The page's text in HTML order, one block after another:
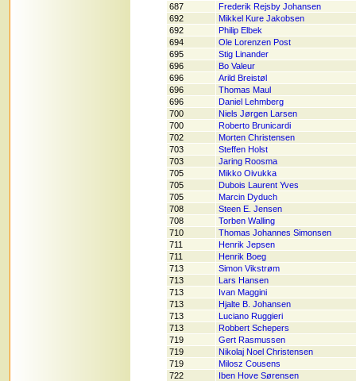
687
Frederik Rejsby Johansen
692
Mikkel Kure Jakobsen
692
Philip Elbek
694
Ole Lorenzen Post
695
Stig Linander
696
Bo Valeur
696
Arild Breistøl
696
Thomas Maul
696
Daniel Lehmberg
700
Niels Jørgen Larsen
700
Roberto Brunicardi
702
Morten Christensen
703
Steffen Holst
703
Jaring Roosma
705
Mikko Oivukka
705
Dubois Laurent Yves
705
Marcin Dyduch
708
Steen E. Jensen
708
Torben Walling
710
Thomas Johannes Simonsen
711
Henrik Jepsen
711
Henrik Boeg
713
Simon Vikstrøm
713
Lars Hansen
713
Ivan Maggini
713
Hjalte B. Johansen
713
Luciano Ruggieri
713
Robbert Schepers
719
Gert Rasmussen
719
Nikolaj Noel Christensen
719
Milosz Cousens
722
Iben Hove Sørensen